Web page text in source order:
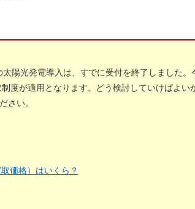
陽光発電導入は、すでに受付を終了しました。
度が適用となります。どう検討していけばよい
さい。
価格）はいくら？